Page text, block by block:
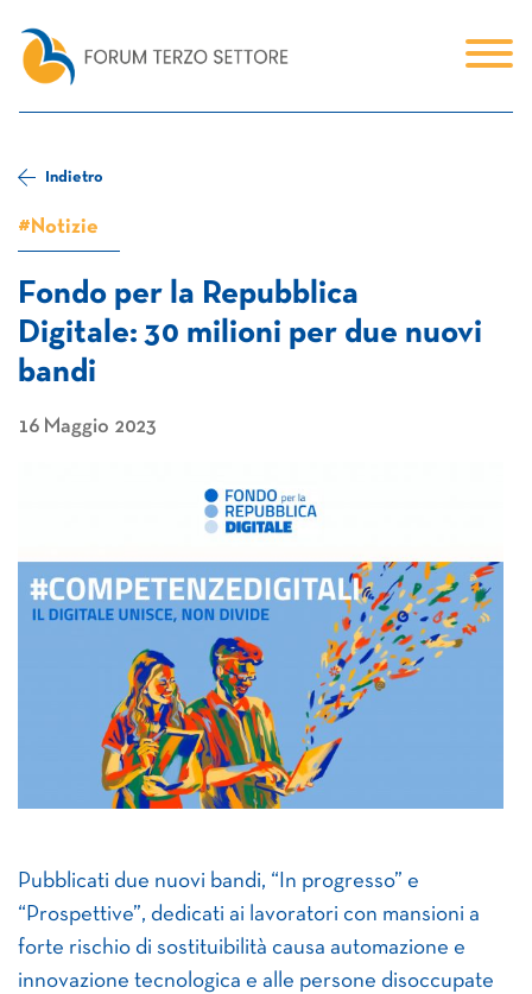
Indietro
#Notizie
Fondo per la Repubblica
Digitale: 30 milioni per due nuovi
bandi
16 Maggio 2023
Pubblicati due nuovi bandi, “In progresso” e
“Prospettive”, dedicati ai lavoratori con mansioni a
forte rischio di sostituibilità causa automazione e
innovazione tecnologica e alle persone disoccupate